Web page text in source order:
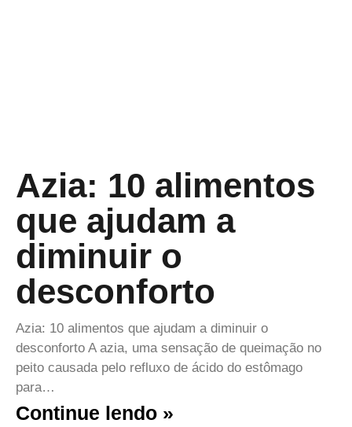
Azia: 10 alimentos
que ajudam a
diminuir o
desconforto
Azia: 10 alimentos que ajudam a diminuir o
desconforto A azia, uma sensação de queimação no
peito causada pelo refluxo de ácido do estômago
para…
Continue lendo »